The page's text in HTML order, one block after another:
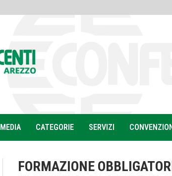
MEDIA CATEGORIE SERVIZI
FORMAZIONE